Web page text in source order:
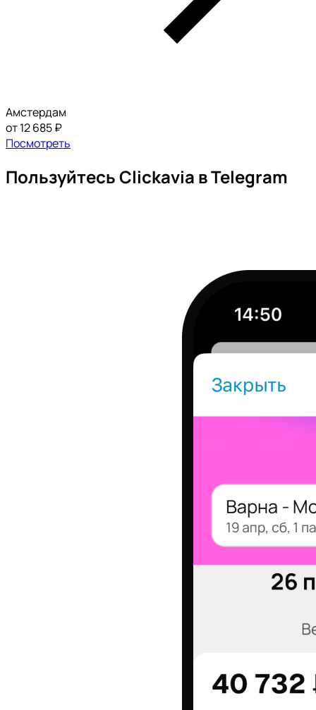
Амстердам
от 12 685 ₽
Посмотреть
Пользуйтесь Clickavia в Telegram